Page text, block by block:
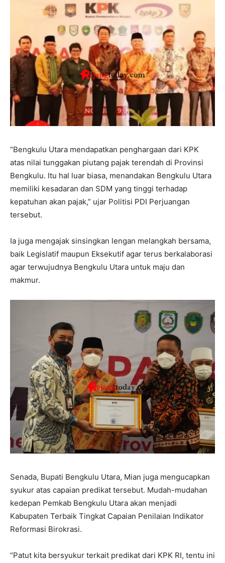
“Bengkulu Utara mendapatkan penghargaan dari KPK
atas nilai tunggakan piutang pajak terendah di Provinsi
Bengkulu. Itu hal luar biasa, menandakan Bengkulu Utara
memiliki kesadaran dan SDM yang tinggi terhadap
kepatuhan akan pajak,” ujar Politisi PDI Perjuangan
tersebut.
Ia juga mengajak sinsingkan lengan melangkah bersama,
baik Legislatif maupun Eksekutif agar terus berkalaborasi
agar terwujudnya Bengkulu Utara untuk maju dan
makmur.
Senada, Bupati Bengkulu Utara, Mian juga mengucapkan
syukur atas capaian predikat tersebut. Mudah-mudahan
kedepan Pemkab Bengkulu Utara akan menjadi
Kabupaten Terbaik Tingkat Capaian Penilaian Indikator
Reformasi Birokrasi.
“Patut kita bersyukur terkait predikat dari KPK RI, tentu ini